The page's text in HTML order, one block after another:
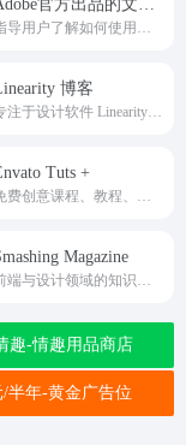
博客
Tuts +
Magazine
趣-情趣用品商店
/半年-黄金广告位